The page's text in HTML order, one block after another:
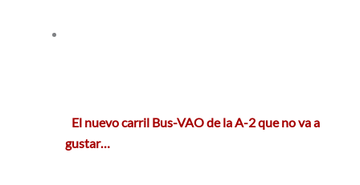
El nuevo carril Bus-VAO de la A-2 que no va a
gustar…